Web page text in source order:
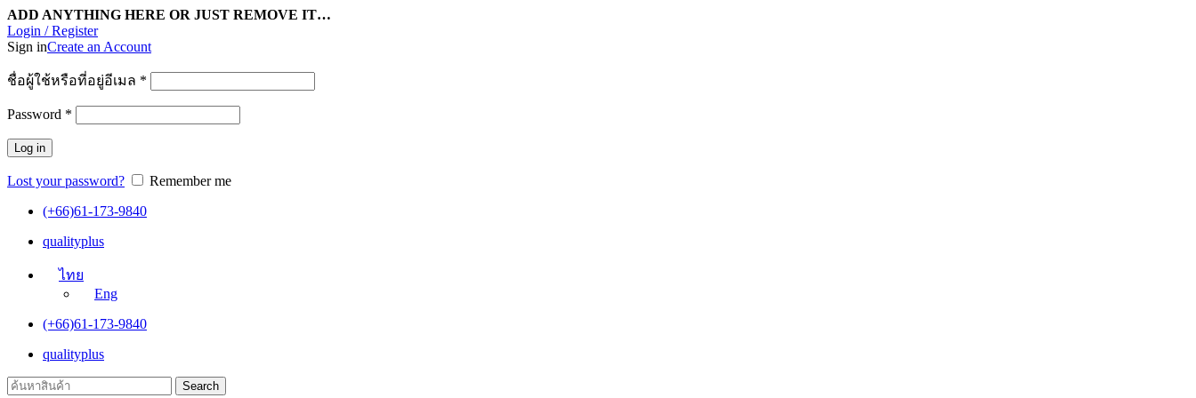
ADD ANYTHING HERE OR JUST REMOVE IT…
Login / Register
Sign inCreate an Account
ชื่อผู้ใช้หรือที่อยู่อีเมล *
Password *
Log in
Lost your password?
Remember me
(+66)61-173-9840
qualityplus
ไทย
Eng
(+66)61-173-9840
qualityplus
Search